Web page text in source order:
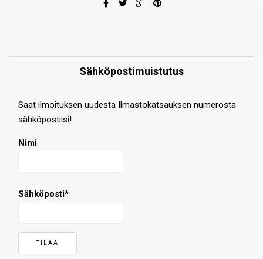
Sähköpostimuistutus
Saat ilmoituksen uudesta Ilmastokatsauksen numerosta
sähköpostiisi!
Nimi
Sähköposti*